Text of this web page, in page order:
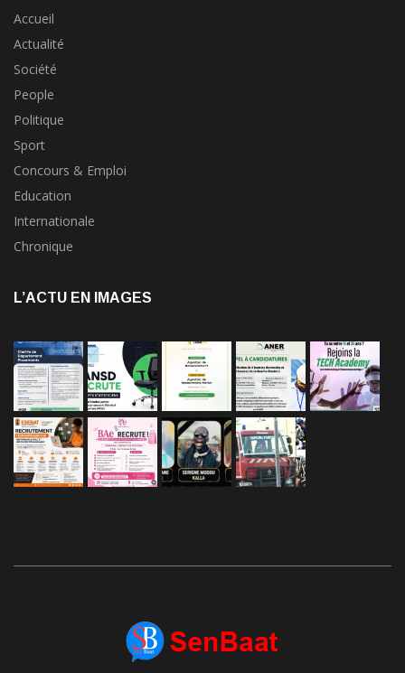
Accueil
Actualité
Société
People
Politique
Sport
Concours & Emploi
Education
Internationale
Chronique
L’ACTU EN IMAGES